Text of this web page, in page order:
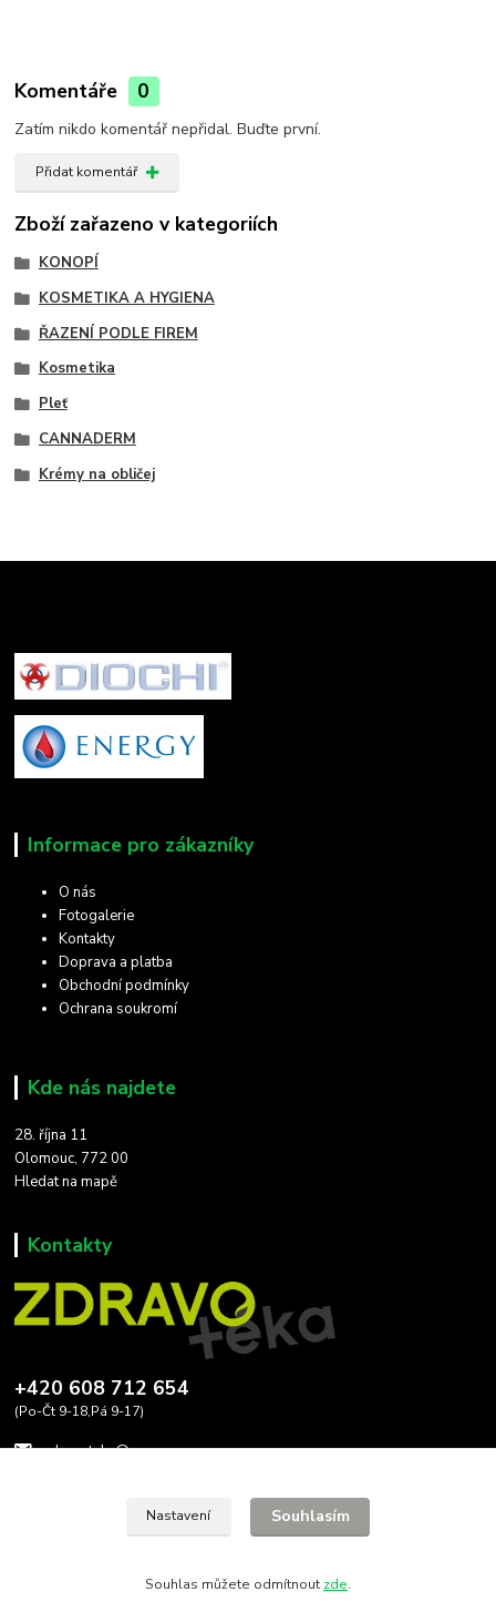
Komentáře 0
Zatím nikdo komentář nepřidal. Buďte první.
Přidat komentář
Zboží zařazeno v kategoriích
KONOPÍ
KOSMETIKA A HYGIENA
ŘAZENÍ PODLE FIREM
Kosmetika
Pleť
CANNADERM
Krémy na obličej
Informace pro zákazníky
O nás
Fotogalerie
Kontakty
Doprava a platba
Obchodní podmínky
Ochrana soukromí
Kde nás najdete
28. října 11
Olomouc, 772 00
Hledat na mapě
Kontakty
+420 608 712 654
(Po-Čt 9-18,Pá 9-17)
zdravoteka@seznam.cz
Nastavení Souhlasím
Souhlas můžete odmítnout zde.